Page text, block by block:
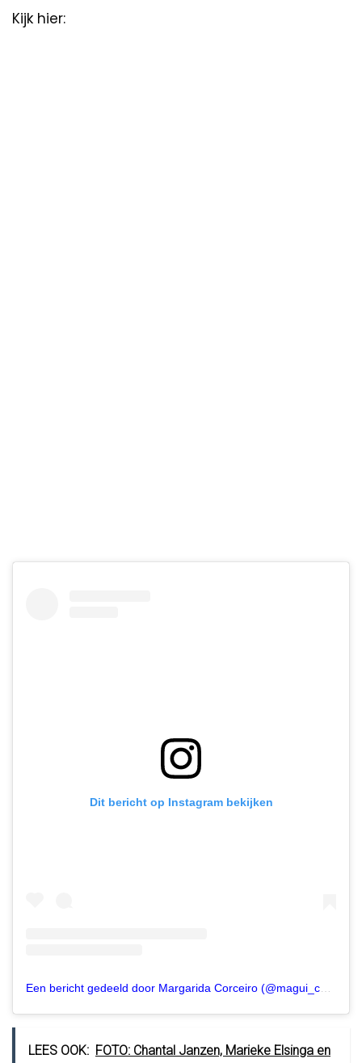
Kijk hier:
Dit bericht op Instagram bekijken
Een bericht gedeeld door Margarida Corceiro (@magui_corceiro)
LEES OOK: FOTO: Chantal Janzen, Marieke Elsinga en